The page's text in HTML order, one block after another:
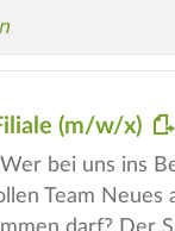
(m/w/x)
Wer bei uns ins
Team Neues
darf? Der